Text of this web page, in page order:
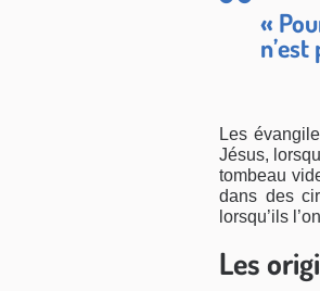
«
Les
Jésus,
tombeau
dans des
lorsqu’ils
Les